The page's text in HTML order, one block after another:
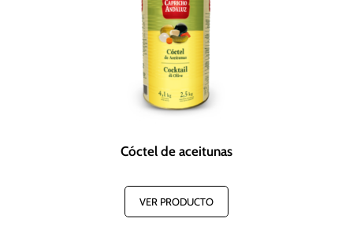
Cóctel de aceitunas
VER PRODUCTO